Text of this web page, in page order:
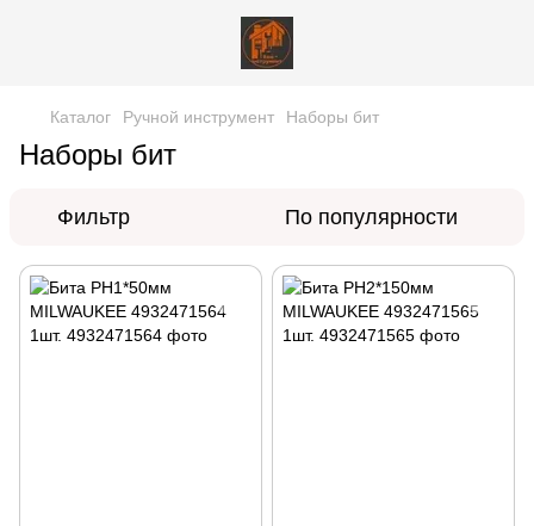
Каталог Ручной инструмент Наборы бит
Наборы бит
Фильтр По популярности